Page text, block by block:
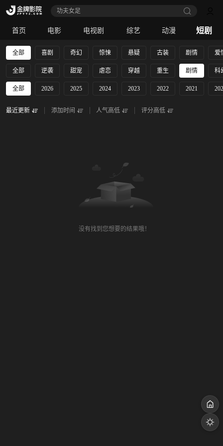
功夫女足
首页 电影 电视剧 综艺 动漫 短剧
全部 喜剧 奇幻 惊悚 悬疑 古装 剧情 爱
全部 逆袭 甜宠 虐恋 穿越 重生 剧情 科
全部 2026 2025 2024 2023 2022 2021
最近更新 添加时间 人气高低 评分高低
没有找到您想要的结果哦！